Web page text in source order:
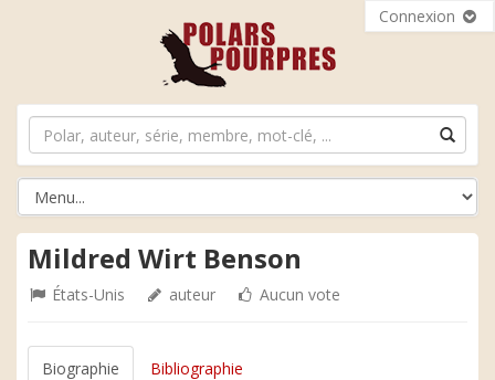
Connexion
Mildred Wirt Benson
États-Unis auteur Aucun vote
Biographie Bibliographie